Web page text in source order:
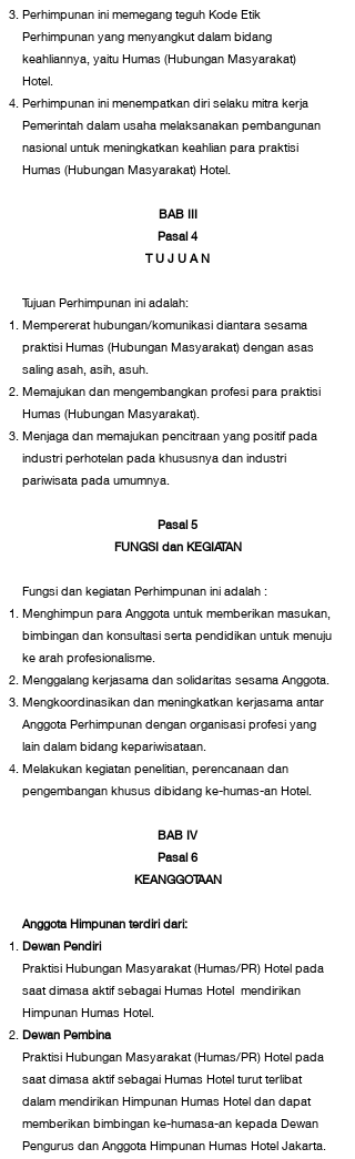
Perhimpunan ini memegang teguh Kode Etik
Perhimpunan yang menyangkut dalam bidang
keahliannya, yaitu Humas (Hubungan Masyarakat)
Hotel.
Perhimpunan ini menempatkan diri selaku mitra kerja
Pemerintah dalam usaha melaksanakan pembangunan
nasional untuk meningkatkan keahlian para praktisi
Humas (Hubungan Masyarakat) Hotel.
BAB III
Pasal 4
T U J U A N
Tujuan Perhimpunan ini adalah:
Mempererat hubungan/komunikasi diantara sesama
praktisi Humas (Hubungan Masyarakat) dengan asas
saling asah, asih, asuh.
Memajukan dan mengembangkan profesi para praktisi
Humas (Hubungan Masyarakat).
Menjaga dan memajukan pencitraan yang positif pada
industri perhotelan pada khususnya dan industri
pariwisata pada umumnya.
Pasal 5
FUNGSI dan KEGIATAN
Fungsi dan kegiatan Perhimpunan ini adalah :
Menghimpun para Anggota untuk memberikan masukan,
bimbingan dan konsultasi serta pendidikan untuk menuju
ke arah profesionalisme.
Menggalang kerjasama dan solidaritas sesama Anggota.
Mengkoordinasikan dan meningkatkan kerjasama antar
Anggota Perhimpunan dengan organisasi profesi yang
lain dalam bidang kepariwisataan.
Melakukan kegiatan penelitian, perencanaan dan
pengembangan khusus dibidang ke-humas-an Hotel.
BAB IV
Pasal 6
KEANGGOTAAN
Anggota Himpunan terdiri dari:
Dewan Pendiri
Praktisi Hubungan Masyarakat (Humas/PR) Hotel pada
saat dimasa aktif sebagai Humas Hotel mendirikan
Himpunan Humas Hotel.
Dewan Pembina
Praktisi Hubungan Masyarakat (Humas/PR) Hotel pada
saat dimasa aktif sebagai Humas Hotel turut terlibat
dalam mendirikan Himpunan Humas Hotel dan dapat
memberikan bimbingan ke-humasa-an kepada Dewan
Pengurus dan Anggota Himpunan Humas Hotel Jakarta.